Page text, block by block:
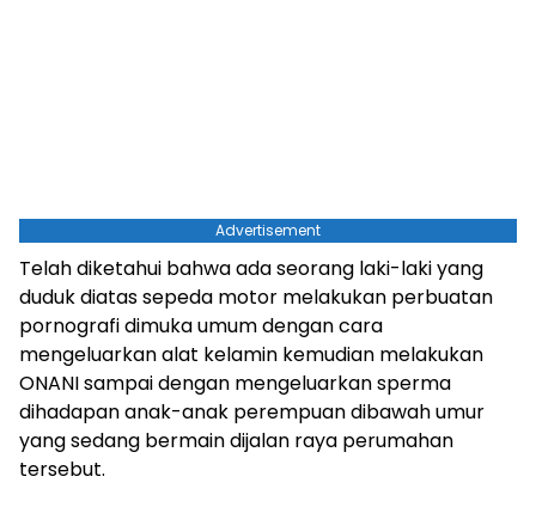
Advertisement
Telah diketahui bahwa ada seorang laki-laki yang
duduk diatas sepeda motor melakukan perbuatan
pornografi dimuka umum dengan cara
mengeluarkan alat kelamin kemudian melakukan
ONANI sampai dengan mengeluarkan sperma
dihadapan anak-anak perempuan dibawah umur
yang sedang bermain dijalan raya perumahan
tersebut.